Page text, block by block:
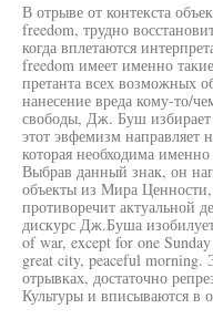
В отрыве от контекста
freedom, трудно
когда вплетаются
freedom имеет именно
претанта всех возможных
нанесение вреда кому-то/
свободы, Дж. Буш
этот эвфемизм направляет
которая необходима
Выбрав данный знак, он
объекты из Мира
противоречит актуальной
дискурс Дж.Буша
of war, except for one
great city, peaceful
отрывках, достаточно
Культуры и вписываются в